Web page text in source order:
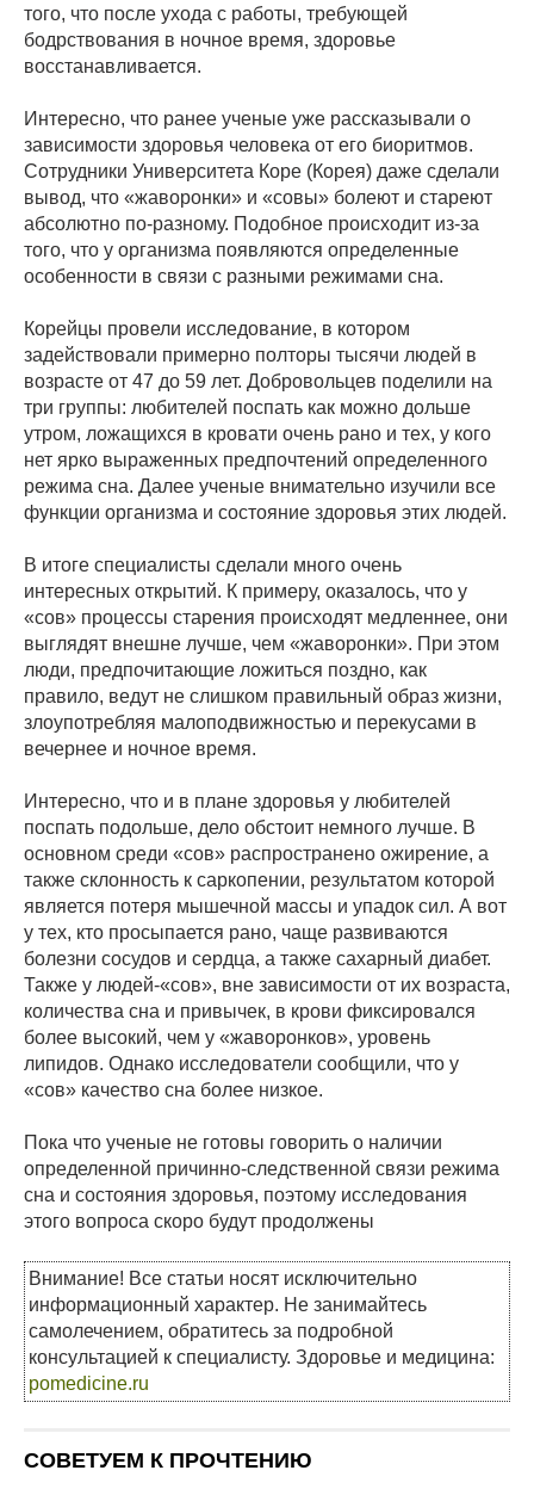
того, что после ухода с работы, требующей
бодрствования в ночное время, здоровье
восстанавливается.
Интересно, что ранее ученые уже рассказывали о
зависимости здоровья человека от его биоритмов.
Сотрудники Университета Коре (Корея) даже сделали
вывод, что «жаворонки» и «совы» болеют и стареют
абсолютно по-разному. Подобное происходит из-за
того, что у организма появляются определенные
особенности в связи с разными режимами сна.
Корейцы провели исследование, в котором
задействовали примерно полторы тысячи людей в
возрасте от 47 до 59 лет. Добровольцев поделили на
три группы: любителей поспать как можно дольше
утром, ложащихся в кровати очень рано и тех, у кого
нет ярко выраженных предпочтений определенного
режима сна. Далее ученые внимательно изучили все
функции организма и состояние здоровья этих людей.
В итоге специалисты сделали много очень
интересных открытий. К примеру, оказалось, что у
«сов» процессы старения происходят медленнее, они
выглядят внешне лучше, чем «жаворонки». При этом
люди, предпочитающие ложиться поздно, как
правило, ведут не слишком правильный образ жизни,
злоупотребляя малоподвижностью и перекусами в
вечернее и ночное время.
Интересно, что и в плане здоровья у любителей
поспать подольше, дело обстоит немного лучше. В
основном среди «сов» распространено ожирение, а
также склонность к саркопении, результатом которой
является потеря мышечной массы и упадок сил. А вот
у тех, кто просыпается рано, чаще развиваются
болезни сосудов и сердца, а также сахарный диабет.
Также у людей-«сов», вне зависимости от их возраста,
количества сна и привычек, в крови фиксировался
более высокий, чем у «жаворонков», уровень
липидов. Однако исследователи сообщили, что у
«сов» качество сна более низкое.
Пока что ученые не готовы говорить о наличии
определенной причинно-следственной связи режима
сна и состояния здоровья, поэтому исследования
этого вопроса скоро будут продолжены
Внимание! Все статьи носят исключительно
информационный характер. Не занимайтесь
самолечением, обратитесь за подробной
консультацией к специалисту. Здоровье и медицина:
pomedicine.ru
СОВЕТУЕМ К ПРОЧТЕНИЮ